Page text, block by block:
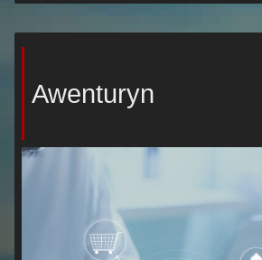
Awenturyn